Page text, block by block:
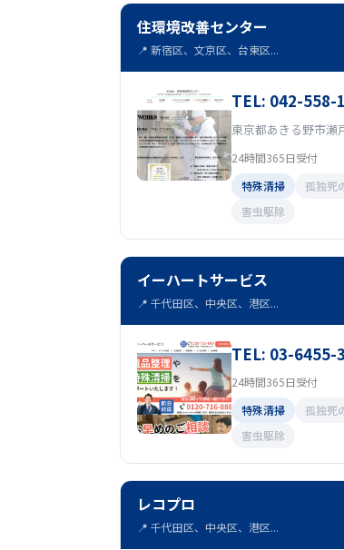
住環境改善センター
📍 新宿区、文京区、台東区...
TEL: 042-558-
東京都あきる野市瀬
24時間365日受付
特殊清掃
孤独死
害虫駆除
イーハートサービス
📍 千代田区、中央区、港区...
TEL: 03-6455-
24時間365日受付
特殊清掃
孤独死
害虫駆除
レコプロ
📍 千代田区、中央区、港区...